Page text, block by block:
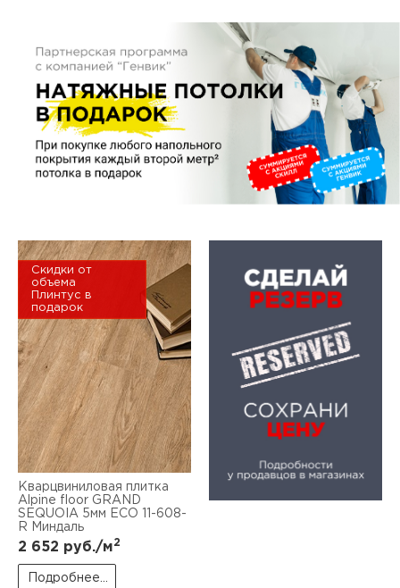
Скидки от
объема
Плинтус в
подарок
Кварцвиниловая плитка
Alpine floor GRAND
SEQUOIA 5мм ЕСО 11-608-
R Миндаль
2 652 руб./м2
Подробнее...